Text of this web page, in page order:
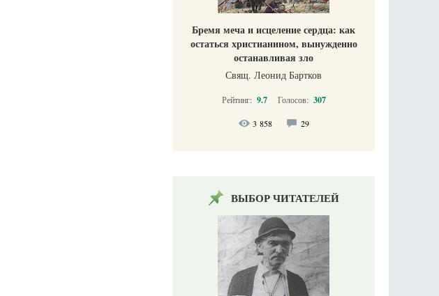
Бремя меча и исцеление сердца: как
остаться христианином, вынужденно
останавливая зло
Свящ. Леонид Бартков
Рейтинг: 9.7 Голосов: 307
3 858 29
ВЫБОР ЧИТАТЕЛЕЙ